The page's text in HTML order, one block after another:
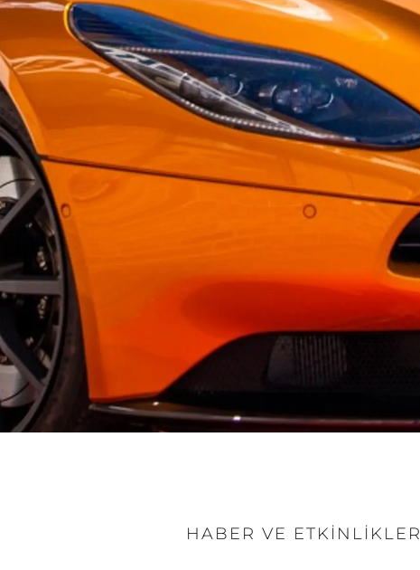
HABER VE ETKINLIKLER